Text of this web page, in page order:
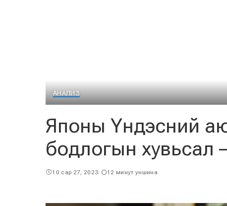
АНАЛИЗ
Японы Үндэсний
бодлогын хувьсал
10 сар 27, 2023 12 минут уншина